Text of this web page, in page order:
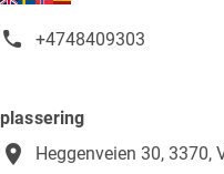
+4748409303
plassering
place Heggenveien 30, 3370,